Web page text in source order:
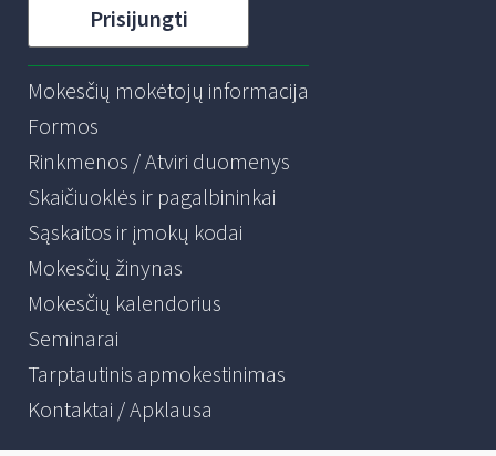
Prisijungti
Mokesčių mokėtojų informacija
Formos
Rinkmenos / Atviri duomenys
Skaičiuoklės ir pagalbininkai
Sąskaitos ir įmokų kodai
Mokesčių žinynas
Mokesčių kalendorius
Seminarai
Tarptautinis apmokestinimas
Kontaktai / Apklausa